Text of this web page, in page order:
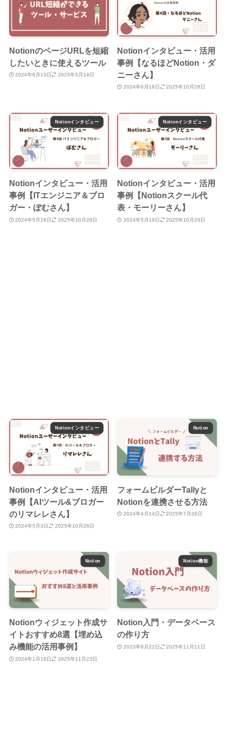
NotionのページURLを短縮
したいときに使えるツール
2024年8月13日 2025年5月14日
Notionインタビュー・活用
事例【なるほどNotion・ダ
ニーさん】
2024年6月16日 2025年10月28日
Notionインタビュー
Notionインタビュー・活用
事例【ITエンジニア＆ブロ
ガー・ぽむさん】
2024年5月26日 2025年10月28日
Notionインタビュー
Notionインタビュー・活用
事例【Notionスクール代
表・モーリーさん】
2024年5月19日 2025年10月28日
Notionインタビュー
Notionインタビュー・活用
事例【AIツール&ブロガー
のリマレレさん】
2024年5月3日 2025年10月28日
Notion
フォームビルダーTallyと
Notionを連携させる方法
2024年4月14日 2025年7月28日
Notion
Notionウィジェット作成サ
イトおすすめ8選【埋め込
み機能の活用事例】
2024年1月16日 2025年11月23日
Notion機能
Notion入門・データベース
の作り方
2023年8月22日 2025年11月11日